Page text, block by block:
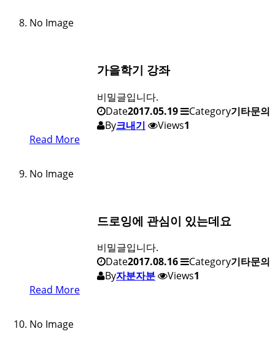
No Image
가을학기 강좌
비밀글입니다.
Date2017.05.19 Category기타문의
By크내기 Views1
Read More
No Image
드로잉에 관심이 있는데요
비밀글입니다.
Date2017.08.16 Category기타문의
By자분자분 Views1
Read More
No Image